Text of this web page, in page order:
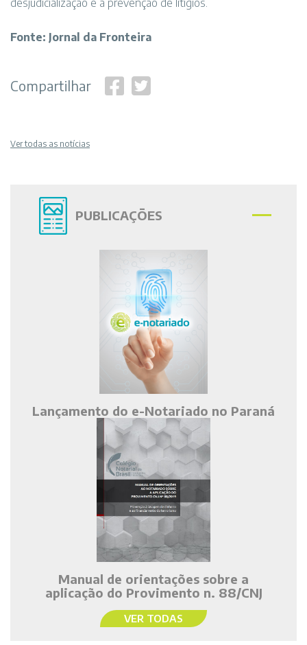
desjudicialização e a prevenção de litígios.
Fonte: Jornal da Fronteira
Compartilhar
Ver todas as notícias
PUBLICAÇÕES
Lançamento do e-Notariado no Paraná
Manual de orientações sobre a
aplicação do Provimento n. 88/CNJ
VER TODAS